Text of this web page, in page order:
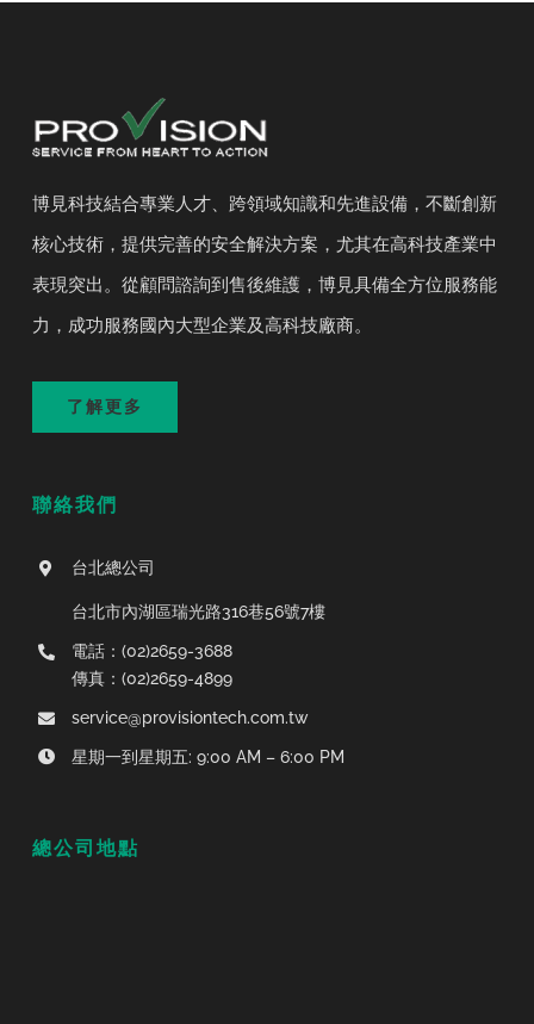
博見科技結合專業人才、跨領域知識和先進設備，不斷創新
核心技術，提供完善的安全解決方案，尤其在高科技產業中
表現突出。從顧問諮詢到售後維護，博見具備全方位服務能
力，成功服務國內大型企業及高科技廠商。
了解更多
聯絡我們
台北總公司
台北市內湖區瑞光路316巷56號7樓
電話：(02)2659-3688
傳真：(02)2659-4899
service@provisiontech.com.tw
星期一到星期五: 9:00 AM – 6:00 PM
總公司地點